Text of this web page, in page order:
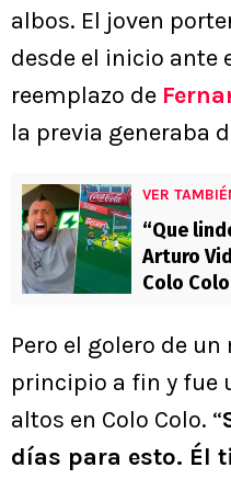
albos. El joven
desde el inicio ante
reemplazo de
la previa generaba
VER
“Que
Arturo
Colo Colo
Pero el golero de
principio a fin y fue
altos en Colo Colo. “
días para esto. Él